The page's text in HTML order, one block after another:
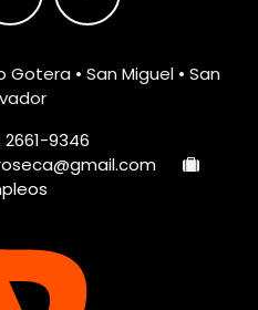
Gotera • San Miguel • San
9346